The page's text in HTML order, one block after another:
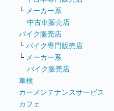
└ メーカー系
中古車販売店
バイク販売店
└ バイク専門販売店
└ メーカー系
バイク販売店
車検
カーメンテナンスサービス
カフェ